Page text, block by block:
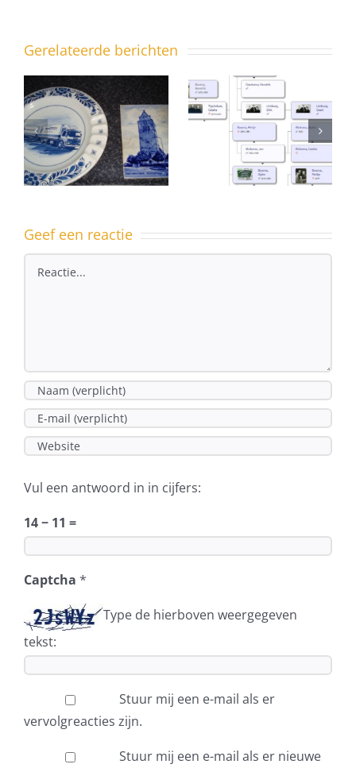
Gerelateerde berichten
Waar zijn
we mee
bezig?
CALL /
CONTACT
DOUGLAS
VANDER
WEIDE
Geef een reactie
Vul een antwoord in in cijfers:
14 − 11 =
Captcha *
Type de hierboven weergegeven
tekst:
Stuur mij een e-mail als er
vervolgreacties zijn.
Stuur mij een e-mail als er nieuwe